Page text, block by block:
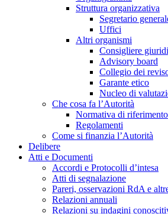
Struttura organizzativa
Segretario
Uffici
Altri organismi
Consigliere
Advisory board
Collegio dei
Garante etico
Nucleo di
Che cosa fa l’Autorità
Normativa di riferimento
Regolamenti
Come si finanzia l’Autorità
Delibere
Atti e Documenti
Accordi e Protocolli d’intesa
Atti di segnalazione
Pareri, osservazioni RdA e
Relazioni annuali
Relazioni su indagini